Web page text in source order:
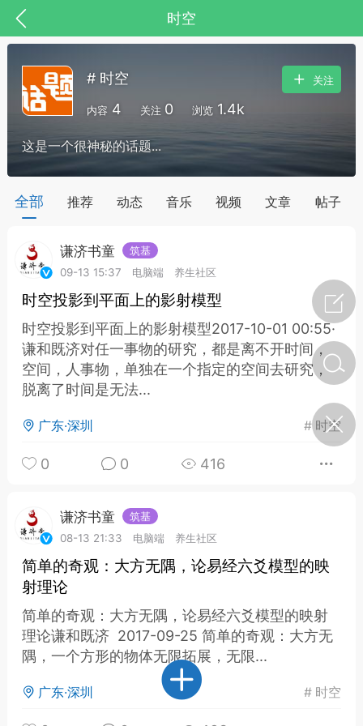
时空
，华夏中医人：家门口的中医人！
节气气象
节返乡期间“闪
小海（HAi）
时精气
0
谷气行、营卫通：内经视角
下的脾胃调养要义
# 时空
内容 4 关注 0 浏览 1.4k
关注
这是一个很神秘的话题...
全部 推荐 动态 音乐 视频 文章 帖子
谦济书童
筑基
09-13 15:37
电脑端 养生社区
时空投影到平面上的影射模型
时空投影到平面上的影射模型2017-10-01 00:55·
谦和既济对任一事物的研究，都是离不开时间，
空间，人事物，单独在一个指定的空间去研究，
脱离了时间是无法...
广东·深圳 # 时空
0 0 416
谦济书童
筑基
08-13 21:33
电脑端 养生社区
简单的奇观：大方无隅，论易经六爻模型的映
射理论
简单的奇观：大方无隅，论易经六爻模型的映射
理论谦和既济 2017-09-25 简单的奇观：大方无
隅，一个方形的物体无限拓展，无限...
广东·深圳 # 时空